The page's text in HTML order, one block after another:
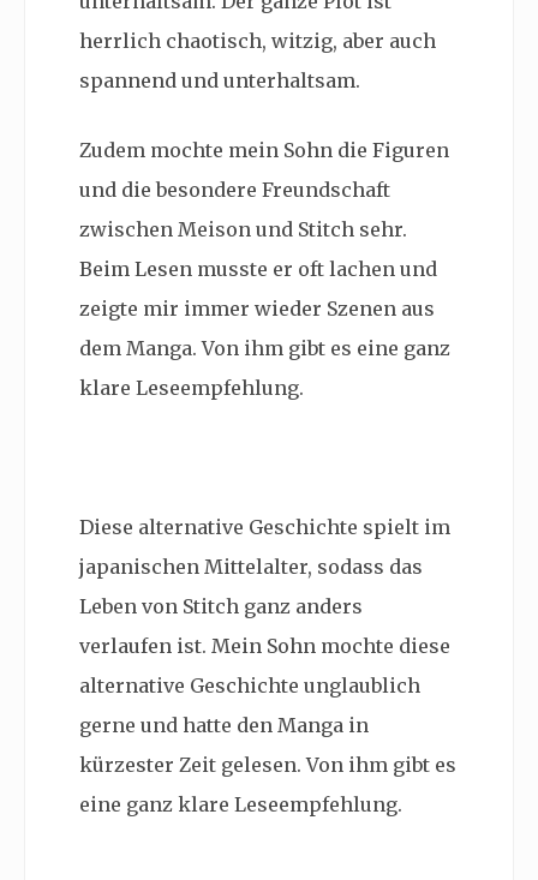
herrlich chaotisch, witzig, aber auch
spannend und unterhaltsam.
Zudem mochte mein Sohn die Figuren
und die besondere Freundschaft
zwischen Meison und Stitch sehr.
Beim Lesen musste er oft lachen und
zeigte mir immer wieder Szenen aus
dem Manga. Von ihm gibt es eine ganz
klare Leseempfehlung.
Diese alternative Geschichte spielt im
japanischen Mittelalter, sodass das
Leben von Stitch ganz anders
verlaufen ist. Mein Sohn mochte diese
alternative Geschichte unglaublich
gerne und hatte den Manga in
kürzester Zeit gelesen. Von ihm gibt es
eine ganz klare Leseempfehlung.